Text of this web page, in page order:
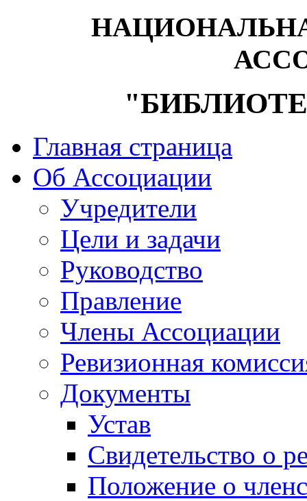
Главная страница
Об Ассоциации
Учредители
Цели и задачи
Руководство
Правление
Члены Ассоциации
Ревизионная
Документы
Устав
Свидетельство о
Положение о